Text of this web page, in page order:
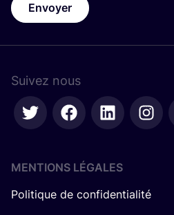
Envoyer
Suivez nous
MENTIONS LÉGALES
Politique de confidentialité